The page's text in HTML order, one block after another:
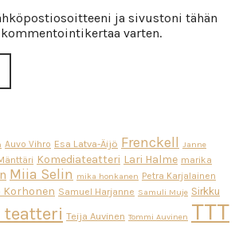
ja sivustoni tähän
varten.
Auvo Vihro Esa Latva-Äijö Frenckell
Janne
Komediateatteri Lari Halme marika
Miia Selin mika honkanen Petra Karjalainen
Korhonen Samuel Harjanne Samuli Muje Sirkku
teatteri Teija Auvinen Tommi Auvinen TTT